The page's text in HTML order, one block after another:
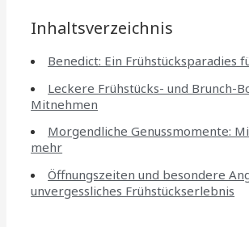
Inhaltsverzeichnis
Benedict: Ein Frühstücksparadies
Leckere Frühstücks- und Brunch-
Mitnehmen
Morgendliche Genussmomente:
mehr
Öffnungszeiten und besondere
unvergessliches Frühstückserlebnis